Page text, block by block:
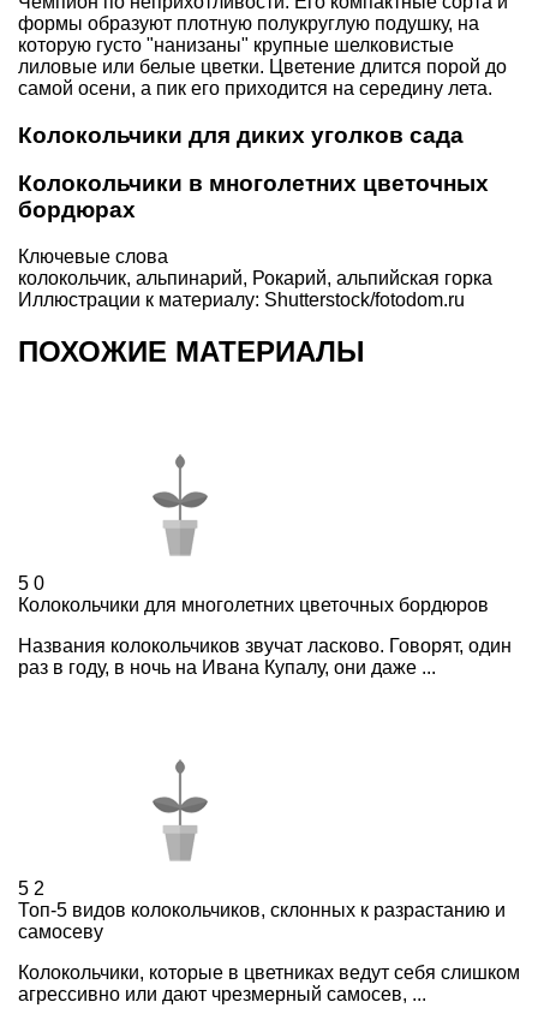
формы образуют плотную полукруглую подушку, на
которую густо "нанизаны" крупные шелковистые
лиловые или белые цветки. Цветение длится порой до
самой осени, а пик его приходится на середину лета.
Колокольчики для диких уголков сада
Колокольчики в многолетних цветочных
бордюрах
Ключевые слова
колокольчик, альпинарий, Рокарий, альпийская горка
Иллюстрации к материалу: Shutterstock/fotodom.ru
ПОХОЖИЕ МАТЕРИАЛЫ
5 0
Колокольчики для многолетних цветочных бордюров
Названия колокольчиков звучат ласково. Говорят, один
раз в году, в ночь на Ивана Купалу, они даже ...
5 2
Топ-5 видов колокольчиков, склонных к разрастанию и
самосеву
Колокольчики, которые в цветниках ведут себя слишком
агрессивно или дают чрезмерный самосев, ...